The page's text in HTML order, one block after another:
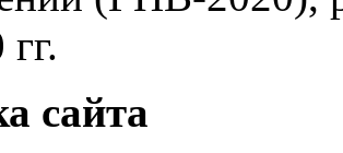
сайта